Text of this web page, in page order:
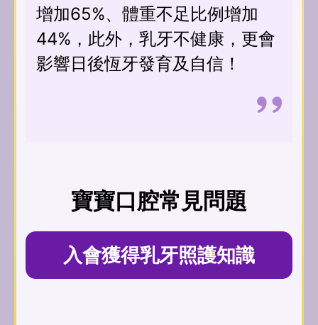
增加65%、體重不足比例增加
44%，此外，乳牙不健康，更會
影響日後恆牙發育及自信！
寶寶口腔常見問題
入會獲得乳牙照護知識